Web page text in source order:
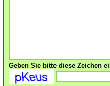
Geben Sie bitte diese Zeichen